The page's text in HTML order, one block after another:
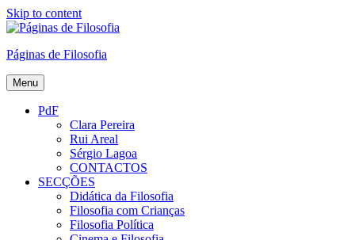
Skip to content
Páginas de Filosofia
Menu
PdF
Clara Pereira
Rui Areal
Sérgio Lagoa
CONTACTOS
SECÇÕES
Didática da Filosofia
Filosofia com Crianças
Filosofia Política